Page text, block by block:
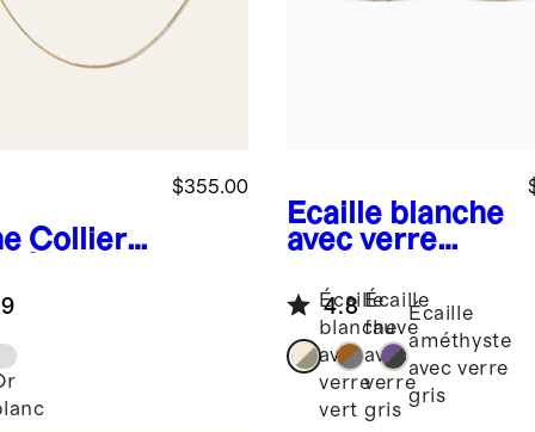
Collier
$355.00
Écaille blanche
avec verre
de soleil
Tuscon
polarisées en
acétate
4.8
Écaille
blanche
avec
verre
vert
Écaille
fauve
avec
verre
gris
Écaille
améthyste
avec verre
gris